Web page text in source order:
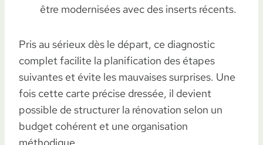
être modernisées avec des inserts récents.
Pris au sérieux dès le départ, ce diagnostic
complet facilite la planification des étapes
suivantes et évite les mauvaises surprises. Une
fois cette carte précise dressée, il devient
possible de structurer la rénovation selon un
budget cohérent et une organisation
méthodique.